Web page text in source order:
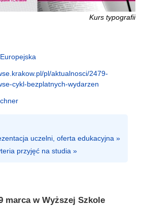
Kurs typografii
pl/aktualnosci/2479-
cykl-bezplatnych-wydarzen
uczelni, oferta edukacyjna »
przyjęć na studia »
marca w Wyższej Szkole